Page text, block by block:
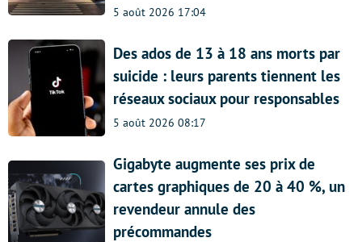
5 août 2026 17:04
Des ados de 13 à 18 ans morts par
suicide : leurs parents tiennent les
réseaux sociaux pour responsables
5 août 2026 08:17
Gigabyte augmente ses prix de
cartes graphiques de 20 à 40 %, un
revendeur annule des
précommandes